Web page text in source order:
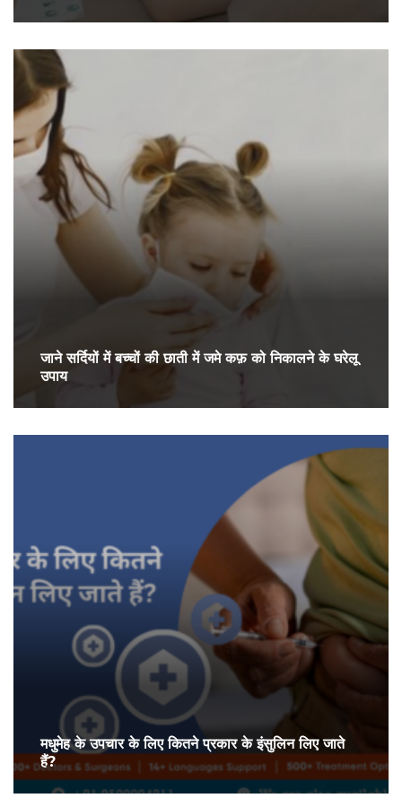
जाने सर्दियों में बच्चों की छाती में जमे कफ़ को निकालने के घरेलू
उपाय
मधुमेह के उपचार के लिए कितने प्रकार के इंसुलिन लिए जाते
हैं?